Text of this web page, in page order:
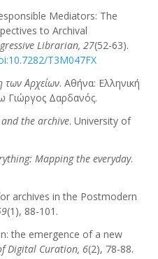
Mediators: The
to Archival
Librarian, 27(52-63).
T3M047FX
των Αρχείων. Αθήνα: Ελληνική
Γιώργος Δαρδανός.
the archive. University of
Mapping the everyday.
archives in the Postmodern
(1), 88-101.
the emergence of a new
Digital Curation, 6(2), 78-88.